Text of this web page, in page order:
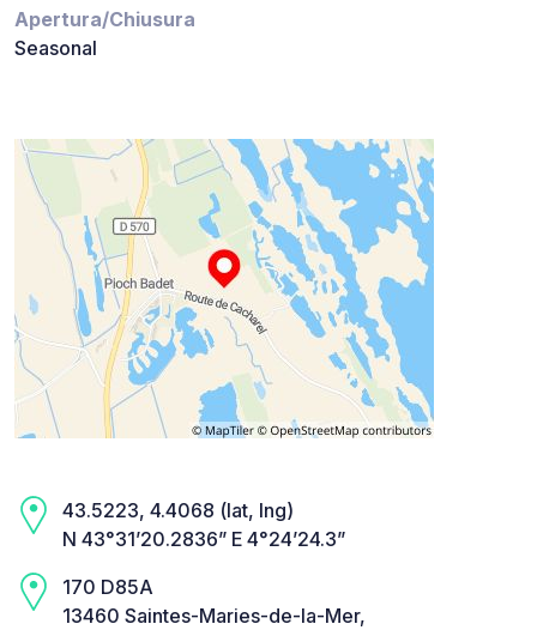
Apertura/Chiusura
Seasonal
43.5223, 4.4068 (lat, lng)
N 43°31’20.2836” E 4°24’24.3”
170 D85A
13460 Saintes-Maries-de-la-Mer,